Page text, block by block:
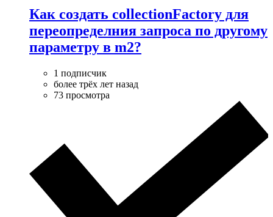
Как создать collectionFactory для
переопределния запроса по другому
параметру в m2?
1 подписчик
более трёх лет назад
73 просмотра